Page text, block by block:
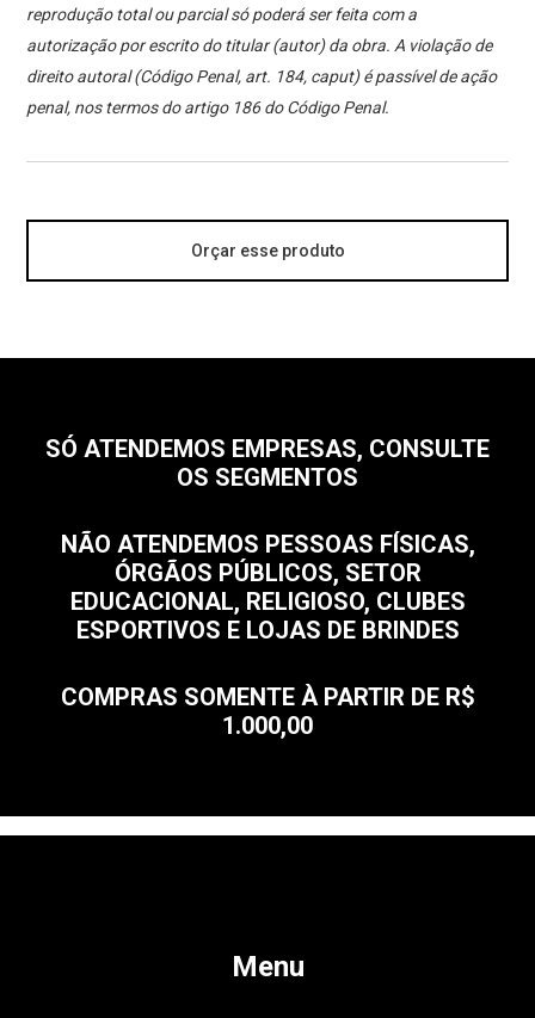
reprodução total ou parcial só poderá ser feita com a
autorização por escrito do titular (autor) da obra. A violação de
direito autoral (Código Penal, art. 184, caput) é passível de ação
penal, nos termos do artigo 186 do Código Penal.
Orçar esse produto
SÓ ATENDEMOS EMPRESAS, CONSULTE
OS SEGMENTOS
NÃO ATENDEMOS PESSOAS FÍSICAS,
ÓRGÃOS PÚBLICOS, SETOR
EDUCACIONAL, RELIGIOSO, CLUBES
ESPORTIVOS E LOJAS DE BRINDES
COMPRAS SOMENTE À PARTIR DE R$
1.000,00
Menu